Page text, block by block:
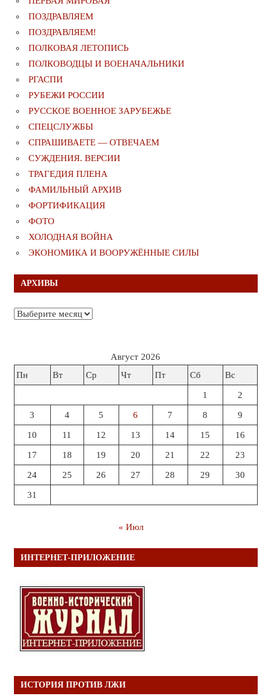
ПОЗДРАВЛЯЕМ
ПОЗДРАВЛЯЕМ!
ПОЛКОВАЯ ЛЕТОПИСЬ
ПОЛКОВОДЦЫ И ВОЕНАЧАЛЬНИКИ
РГАСПИ
РУБЕЖИ РОССИИ
РУССКОЕ ВОЕННОЕ ЗАРУБЕЖЬЕ
СПЕЦСЛУЖБЫ
СПРАШИВАЕТЕ — ОТВЕЧАЕМ
СУЖДЕНИЯ. ВЕРСИИ
ТРАГЕДИЯ ПЛЕНА
ФАМИЛЬНЫЙ АРХИВ
ФОРТИФИКАЦИЯ
ФОТО
ХОЛОДНАЯ ВОЙНА
ЭКОНОМИКА И ВООРУЖЁННЫЕ СИЛЫ
АРХИВЫ
Архивы
Август 2026
Пн
Вт Ср Чт Пт Сб Вс
1 2
3 4 5 6 7 8 9
10 11 12 13 14 15 16
17 18 19 20 21 22 23
24 25 26 27 28 29 30
31
« Июл
ИНТЕРНЕТ-ПРИЛОЖЕНИЕ
ИСТОРИЯ ПРОТИВ ЛЖИ